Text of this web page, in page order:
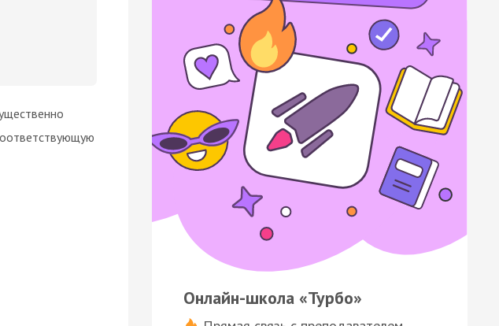
Онлайн-школа «Турбо»